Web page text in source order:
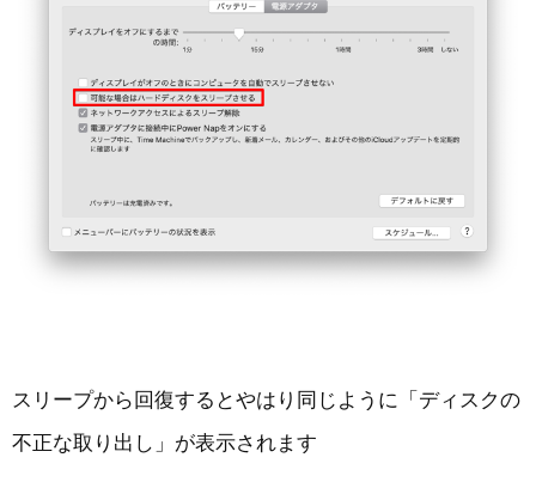
スリープから回復するとやはり同じように「ディスクの
不正な取り出し」が表示されます